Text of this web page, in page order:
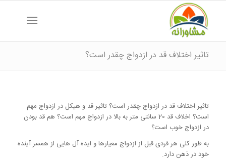
تاثیر اختلاف قد در ازدواج چقدر است؟
تاثیر اختلاف قد در ازدواج چقدر است؟ تاثیر قد و هیکل در ازدواج مهم
است؟ اخلاف قد 20 سانتی متر به بالا در ازدواج مهم است؟ هم قد بودن
در ازدواج خوب است؟
به طور کلی هر فردی قبل از ازدواج معیارها و ایده آل هایی از همسر آینده
خود در ذهن دارد.